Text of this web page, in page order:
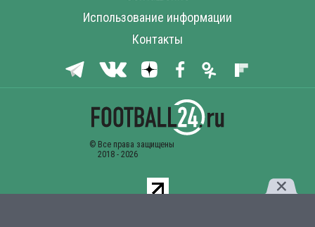
Использование информации
Контакты